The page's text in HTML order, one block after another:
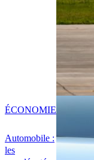
Automobile :
les
ÉCONOMIE